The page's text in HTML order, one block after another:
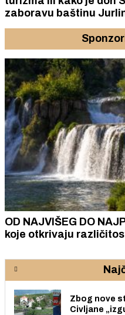
zaboravu baštinu
OD NAJVIŠEG DO
koje otkrivaju
Zbog nove
Civljane